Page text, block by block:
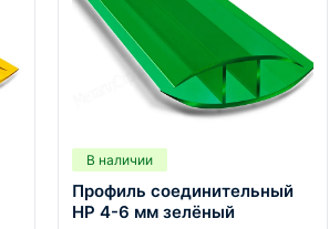
В наличии
Профиль соединительный
HP 4-6 мм зелёный